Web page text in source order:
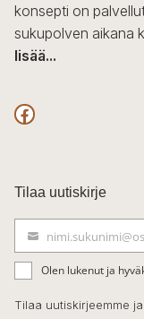
konsepti on
sukupolven aikana
lisää...
F
c
e
b
o
o
Tilaa uutiskirje
ä
h
k
Olen lukenut ja
Tilaa uutiskirjeemme